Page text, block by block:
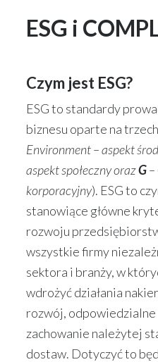
ESG i
Czym jest ESG?
ESG to standardy
biznesu oparte na
Environment – aspekt
aspekt społeczny orazG–
korporacyjny). ESG to
stanowiące główne
rozwoju
wszystkie firmy
sektora i branży, w
wdrożyć działania
rozwój,
zachowanie należytej
dostaw. Dotyczyć to